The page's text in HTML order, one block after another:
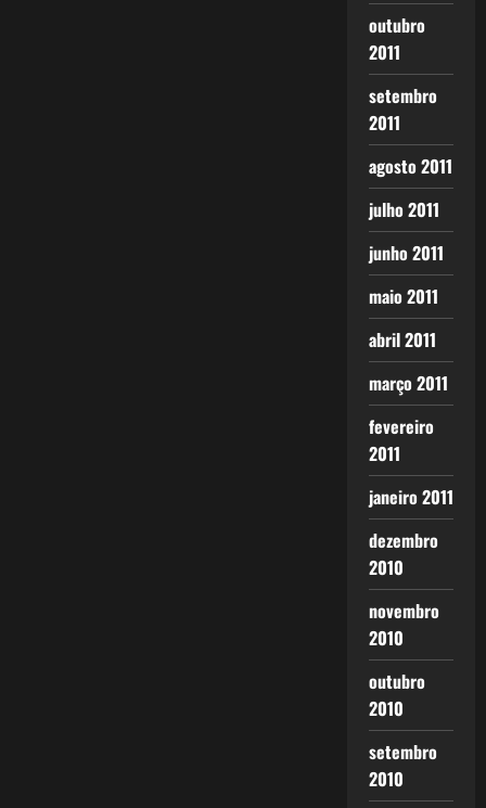
outubro
2011
setembro
2011
agosto 2011
julho 2011
junho 2011
maio 2011
abril 2011
março 2011
fevereiro
2011
janeiro 2011
dezembro
2010
novembro
2010
outubro
2010
setembro
2010